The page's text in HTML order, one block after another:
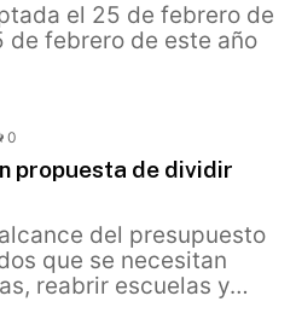
el 25 de febrero de
de febrero de este año
0
propuesta de dividir
del presupuesto
que se necesitan
reabrir escuelas y…